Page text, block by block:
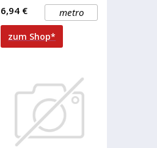
verwöhnen Ihre Gäste mit
einer schokoladigen
Nachspeise.
metro
6,94 €
zum Shop*